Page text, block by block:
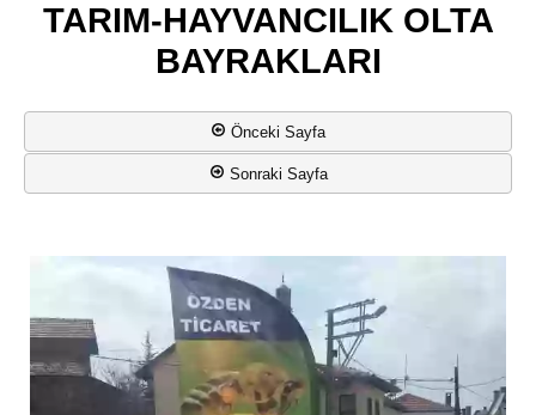
TARIM-HAYVANCILIK OLTA
BAYRAKLARI
Önceki Sayfa
Sonraki Sayfa